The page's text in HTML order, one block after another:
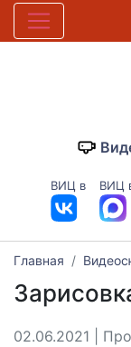
ВИЦ в ВИЦ
Главная
02.06.2021 |